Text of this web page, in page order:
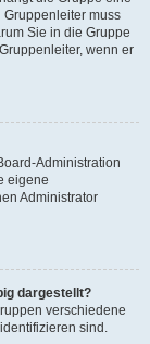
Gruppenleiter muss
Sie in die Gruppe
wenn er
Administration
eigene
Administrator
dargestellt?
verschiedene
sind.